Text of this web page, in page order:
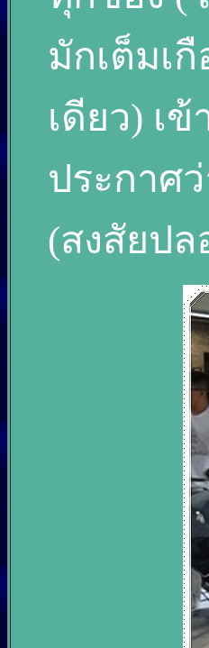
มักเต็มเ
เดียว) เ
ประกาศ
(สงสัยปล